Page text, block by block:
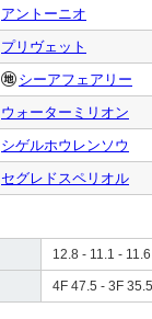
アントーニオ
プリヴェット
シーアフェアリー
ウォーターミリオン
シゲルホウレンソウ
セグレドスペリオル
12.8 - 11.1 -
4F 47.5 - 3F 35.5